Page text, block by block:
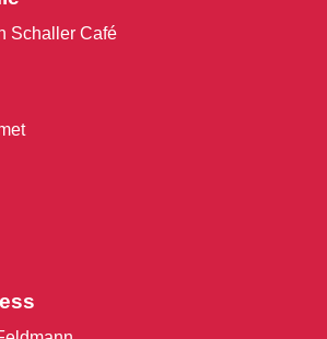
Schaller Café